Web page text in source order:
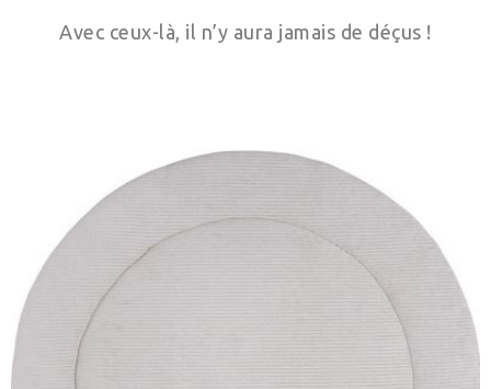
Avec ceux-là, il n’y aura jamais de déçus !